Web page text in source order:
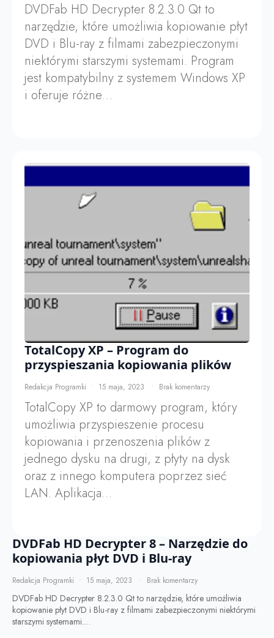
DVDFab HD Decrypter 8.2.3.0 Qt to
narzędzie, które umożliwia kopiowanie płyt
DVD i Blu-ray z filmami zabezpieczonymi
niektórymi starszymi systemami. Program
jest kompatybilny z systemem Windows XP
i oferuje różne…
TotalCopy XP – Program do
przyspieszania kopiowania plików
Redakcja Programki 15 maja, 2023 Brak komentarzy
TotalCopy XP to darmowy program, który
umożliwia przyspieszenie procesu
kopiowania i przenoszenia plików z
jednego dysku na drugi, z płyty na dysk
oraz z innego komputera poprzez sieć
LAN. Aplikacja…
DVDFab HD Decrypter 8 – Narzędzie do
kopiowania płyt DVD i Blu-ray
Redakcja Programki 15 maja, 2023 Brak komentarzy
DVDFab HD Decrypter 8.2.3.0 Qt to narzędzie, które umożliwia
kopiowanie płyt DVD i Blu-ray z filmami zabezpieczonymi niektórymi
starszymi systemami.…